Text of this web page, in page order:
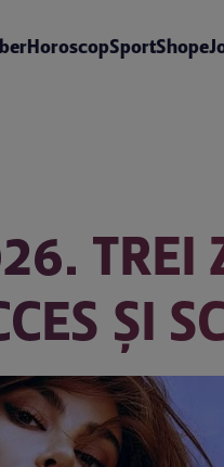
HoroscopSportShop
TREI
ȘI